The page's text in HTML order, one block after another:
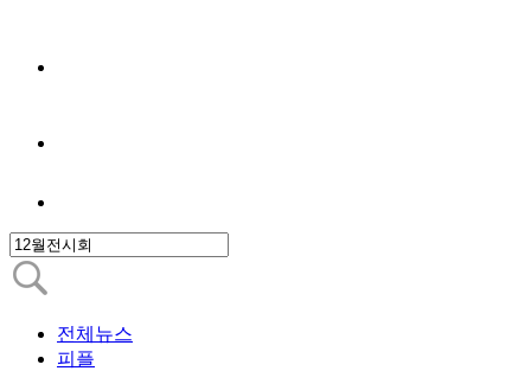
전체뉴스
피플